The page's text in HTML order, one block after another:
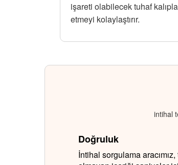
işareti olabilecek tuhaf
etmeyi kolaylaştırır.
intihal
Doğruluk
İntihal sorgulama